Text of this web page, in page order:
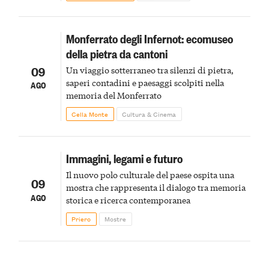
09
AGO
Monferrato degli Infernot: ecomuseo
della pietra da cantoni
Un viaggio sotterraneo tra silenzi di pietra,
saperi contadini e paesaggi scolpiti nella
memoria del Monferrato
Cella Monte Cultura & Cinema
09
AGO
Immagini, legami e futuro
Il nuovo polo culturale del paese ospita una
mostra che rappresenta il dialogo tra memoria
storica e ricerca contemporanea
Priero Mostre